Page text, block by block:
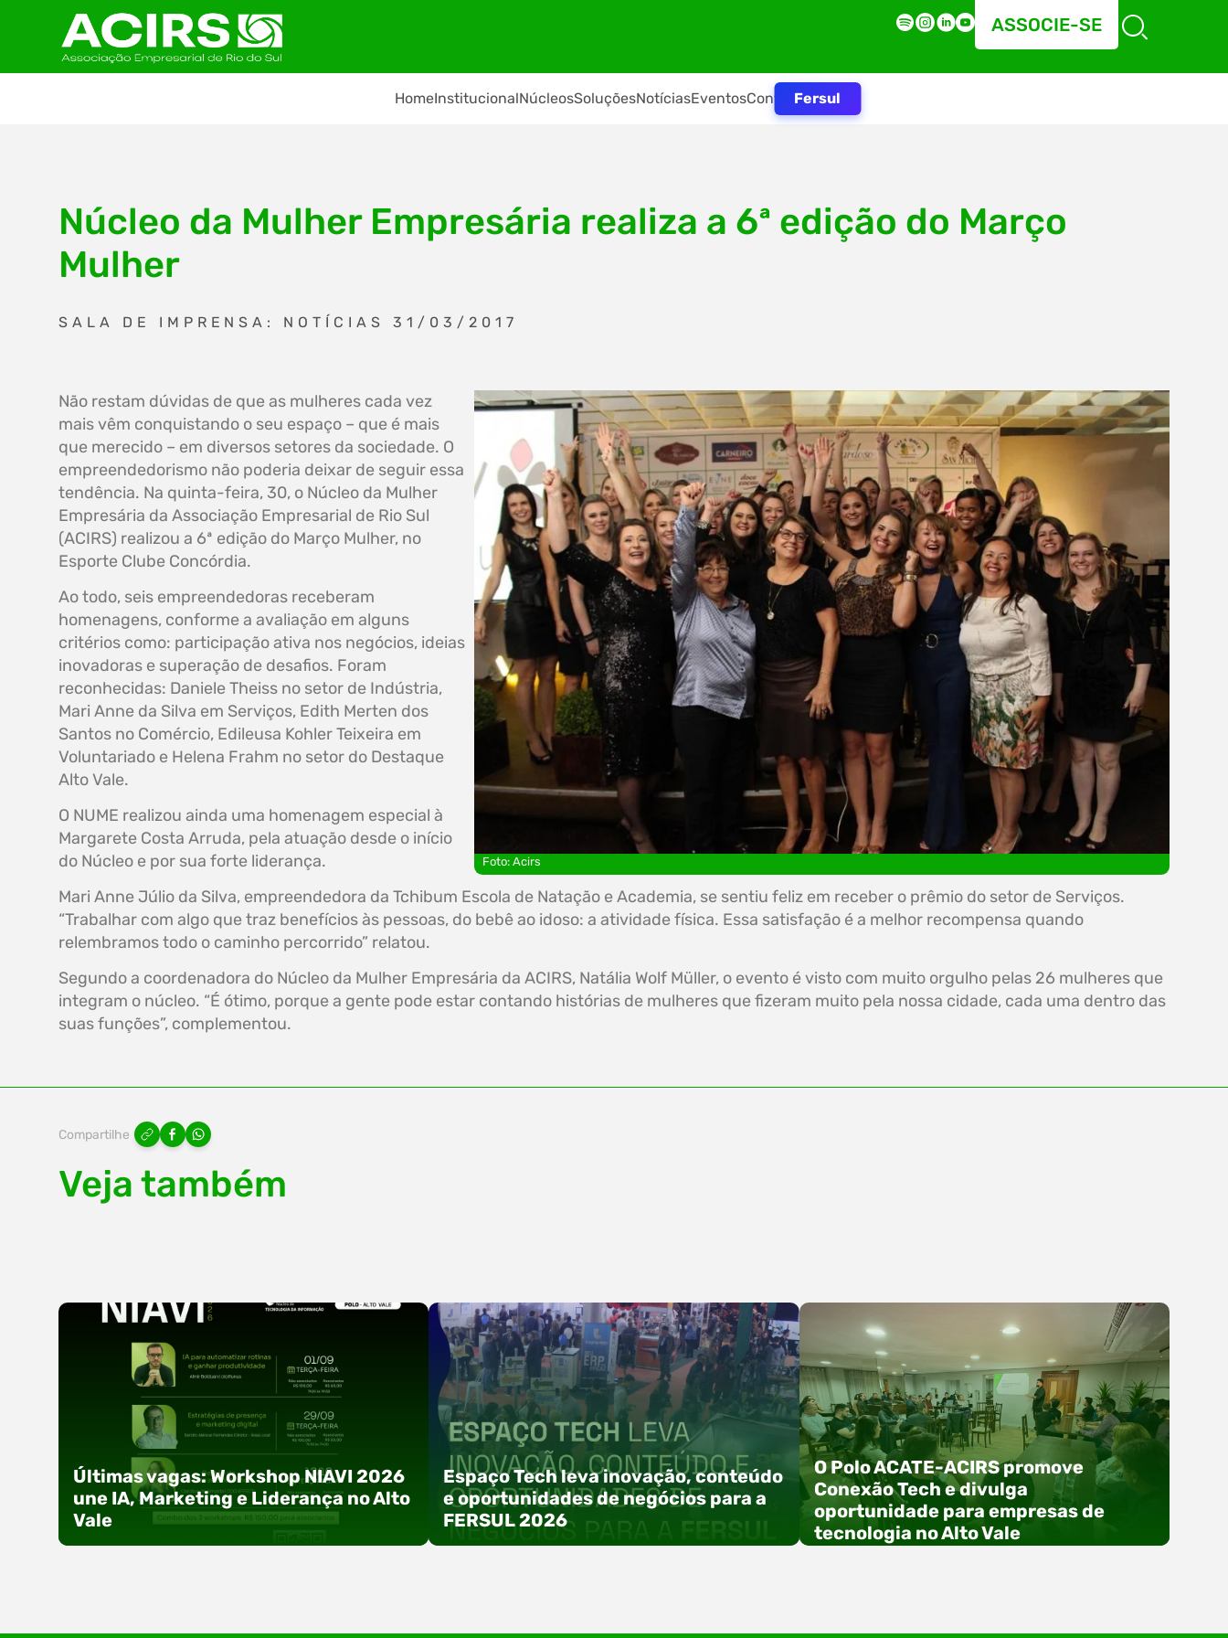
ASSOCIE-SE
HomeInstitucionalNúcleosSoluçõesNotíciasEventosContatoFersul
Núcleo da Mulher Empresária realiza a 6ª edição do Março
Mulher
SALA DE IMPRENSA: NOTÍCIAS 31/03/2017
Foto: Acirs
Não restam dúvidas de que as mulheres cada vez
mais vêm conquistando o seu espaço – que é mais
que merecido – em diversos setores da sociedade. O
empreendedorismo não poderia deixar de seguir essa
tendência. Na quinta-feira, 30, o Núcleo da Mulher
Empresária da Associação Empresarial de Rio Sul
(ACIRS) realizou a 6ª edição do Março Mulher, no
Esporte Clube Concórdia.
Ao todo, seis empreendedoras receberam
homenagens, conforme a avaliação em alguns
critérios como: participação ativa nos negócios, ideias
inovadoras e superação de desafios. Foram
reconhecidas: Daniele Theiss no setor de Indústria,
Mari Anne da Silva em Serviços, Edith Merten dos
Santos no Comércio, Edileusa Kohler Teixeira em
Voluntariado e Helena Frahm no setor do Destaque
Alto Vale.
O NUME realizou ainda uma homenagem especial à
Margarete Costa Arruda, pela atuação desde o início
do Núcleo e por sua forte liderança.
Mari Anne Júlio da Silva, empreendedora da Tchibum Escola de Natação e Academia, se sentiu feliz em receber o prêmio do setor de Serviços.
“Trabalhar com algo que traz benefícios às pessoas, do bebê ao idoso: a atividade física. Essa satisfação é a melhor recompensa quando
relembramos todo o caminho percorrido” relatou.
Segundo a coordenadora do Núcleo da Mulher Empresária da ACIRS, Natália Wolf Müller, o evento é visto com muito orgulho pelas 26 mulheres que
integram o núcleo. “É ótimo, porque a gente pode estar contando histórias de mulheres que fizeram muito pela nossa cidade, cada uma dentro das
suas funções”, complementou.
Compartilhe
Veja também
Últimas vagas: Workshop NIAVI 2026
une IA, Marketing e Liderança no Alto
Vale
Espaço Tech leva inovação, conteúdo
e oportunidades de negócios para a
FERSUL 2026
O Polo ACATE-ACIRS promove
Conexão Tech e divulga
oportunidade para empresas de
tecnologia no Alto Vale